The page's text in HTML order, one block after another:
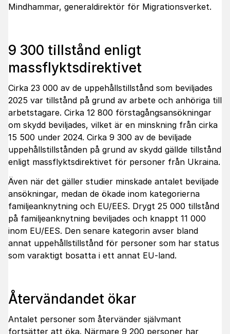
Mindhammar, generaldirektör för Migrationsverket.
9 300 tillstånd enligt
massflyktsdirektivet
Cirka 23 000 av de uppehållstillstånd som beviljades
2025 var tillstånd på grund av arbete och anhöriga till
arbetstagare. Cirka 12 800 förstagångsansökningar
om skydd beviljades, vilket är en minskning från cirka
15 500 under 2024. Cirka 9 300 av de beviljade
uppehållstillstånden på grund av skydd gällde tillstånd
enligt massflyktsdirektivet för personer från Ukraina.
Även när det gäller studier minskade antalet beviljade
ansökningar, medan de ökade inom kategorierna
familjeanknytning och EU/EES. Drygt 25 000 tillstånd
på familjeanknytning beviljades och knappt 11 000
inom EU/EES. Den senare kategorin avser bland
annat uppehållstillstånd för personer som har status
som varaktigt bosatta i ett annat EU-land.
Återvändandet ökar
Antalet personer som återvänder självmant
fortsätter att öka. Närmare 9 200 personer har